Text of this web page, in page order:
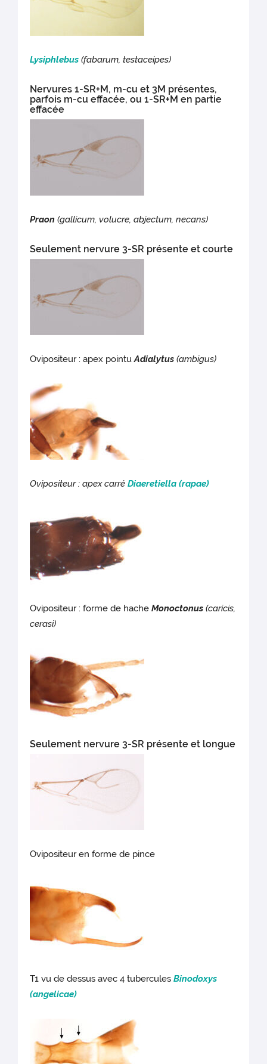
Lysiphlebus(fabarum, testaceipes)
Nervures 1-SR+M, m-cu et 3M présentes,
parfois m-cu effacée, ou 1-SR+M en partie
effacée
Praon(gallicum, volucre, abjectum, necans)
Seulement nervure 3-SR présente et courte
Ovipositeur : apex pointuAdialytus(ambigus)
Ovipositeur : apex carréDiaeretiella(rapae)
Ovipositeur : forme de hacheMonoctonus(caricis,
cerasi)
Seulement nervure 3-SR présente et longue
Ovipositeur en forme de pince
T1 vu de dessus avec 4 tuberculesBinodoxys
(angelicae)